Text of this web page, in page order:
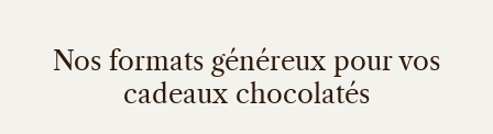
Nos formats généreux pour vos
cadeaux chocolatés